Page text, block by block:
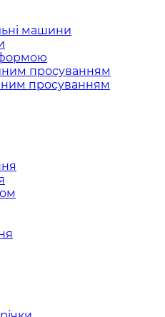
машини
просуванням
просуванням